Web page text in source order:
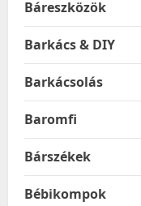
Báreszközök
Barkács & DIY
Barkácsolás
Baromfi
Bárszékek
Bébikompok